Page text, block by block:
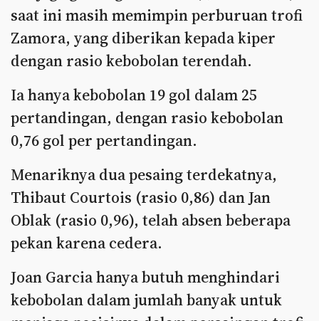
saat ini masih memimpin perburuan trofi
Zamora, yang diberikan kepada kiper
dengan rasio kebobolan terendah.
Ia hanya kebobolan 19 gol dalam 25
pertandingan, dengan rasio kebobolan
0,76 gol per pertandingan.
Menariknya dua pesaing terdekatnya,
Thibaut Courtois (rasio 0,86) dan Jan
Oblak (rasio 0,96), telah absen beberapa
pekan karena cedera.
Joan Garcia hanya butuh menghindari
kebobolan dalam jumlah banyak untuk